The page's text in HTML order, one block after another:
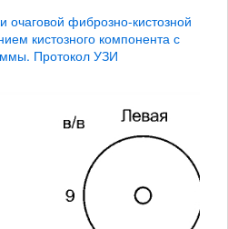
очаговой фиброзно-кистозной
кистозного компонента с
Протокол УЗИ